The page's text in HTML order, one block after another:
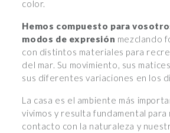
color.
Hemos compuesto para
modos de expresión mezclando
con distintos materiales para
del mar. Su movimiento, sus
sus diferentes variaciones en los
La casa es el ambiente más
vivimos y resulta fundamental para
contacto con la naturaleza y